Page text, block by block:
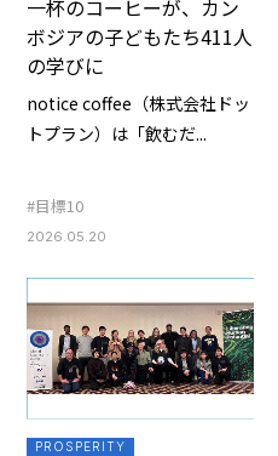
一杯のコーヒーが、カン
ボジアの子どもたち411人
の学びに
notice coffee（株式会社ドッ
トプラン）は「飲むだ...
#目標10
2026.05.20
PROSPERITY